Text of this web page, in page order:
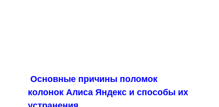
Основные причины поломок
колонок Алиса Яндекс и способы их